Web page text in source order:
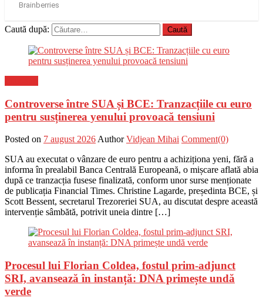
Caută după:
Controverse între SUA și BCE: Tranzacțiile cu euro
pentru susținerea yenului provoacă tensiuni
Posted on 7 august 2026 Author Vidjean Mihai Comment(0)
SUA au executat o vânzare de euro pentru a achiziționa yeni, fără a
informa în prealabil Banca Centrală Europeană, o mișcare aflată abia
după ce tranzacția fusese finalizată, conform unor surse menționate
de publicația Financial Times. Christine Lagarde, președinta BCE, și
Scott Bessent, secretarul Trezoreriei SUA, au discutat despre această
intervenție sâmbătă, potrivit uneia dintre […]
Procesul lui Florian Coldea, fostul prim-adjunct
SRI, avansează în instanță: DNA primește undă
verde